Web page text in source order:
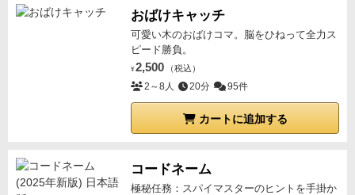
おばけキャッチ
可愛い木のおばけコマ。脳をひねって全力ス
ピード勝負。
¥ 2,500 （税込）
2～8人 20分 95件
カートに追加する
コードネーム
極秘任務：スパイマスターのヒントを手掛か